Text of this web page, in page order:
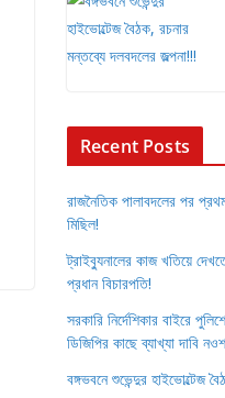
Recent Posts
রাজনৈতিক পালাবদলের পর
মিছিল!
ট্রাইব্যুনালের কাজ খতিয়ে
প্রধান বিচারপতি!
সরকারি নির্দেশিকার বাইরে
ডিজিপির কাছে ব্যাখ্যা দাবি
বঙ্গভবনে শুভেন্দুর হাইভোল্টেজ